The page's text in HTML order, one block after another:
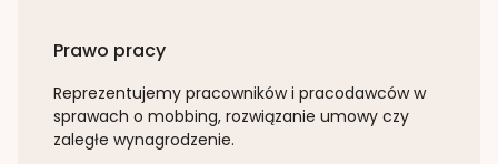
Prawo pracy
Reprezentujemy pracowników i pracodawców w
sprawach o mobbing, rozwiązanie umowy czy
zaległe wynagrodzenie.